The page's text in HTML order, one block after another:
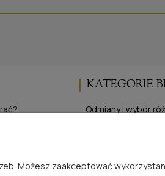
róż
KATEGORIE
Odmiany i wybór róż
Publikacje i media
Możesz zaakceptować